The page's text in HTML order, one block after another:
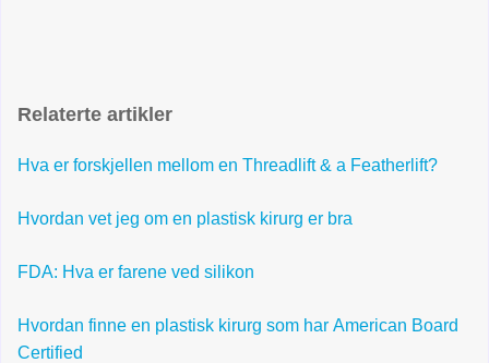
Relaterte artikler
Hva er forskjellen mellom en Threadlift & a Featherlift?
Hvordan vet jeg om en plastisk kirurg er bra
FDA: Hva er farene ved silikon
Hvordan finne en plastisk kirurg som har American Board
Certified